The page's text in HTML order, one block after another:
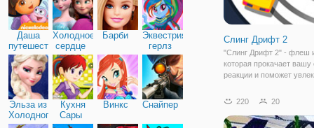
Даша
путешественница
Холодное
сердце
Барби
Эквестрия
герлз
Эльза из
Холодного
сердца
Кухня
Сары
Винкс Снайпер
Слинг Дрифт 2
"Слинг Дрифт 2" - флеш
которая прокачает вашу
реакции и поможет
от большинства
построен следующим
220 20